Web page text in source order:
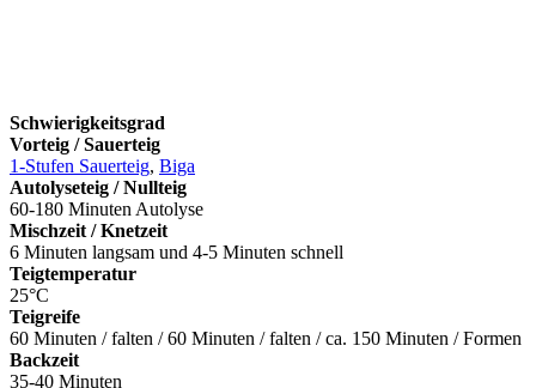
Schwierigkeitsgrad
Vorteig / Sauerteig
1-Stufen Sauerteig, Biga
Autolyseteig / Nullteig
60-180 Minuten Autolyse
Mischzeit / Knetzeit
6 Minuten langsam und 4-5 Minuten schnell
Teigtemperatur
25°C
Teigreife
60 Minuten / falten / 60 Minuten / falten / ca. 150 Minuten / Formen
Backzeit
35-40 Minuten